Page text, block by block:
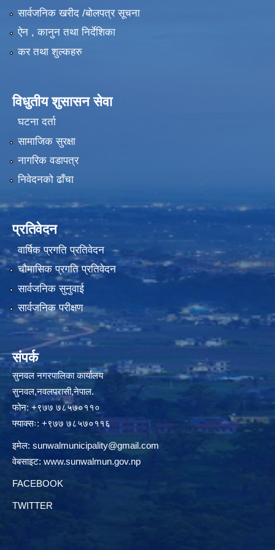
सार्वजनिक खरीद /बोलपत्र सूचना
ऐन , कानुन तथा निर्देशिका
कर तथा शुल्कहरु
विधुतीय शुसासन सेवा
घटना दर्ता
सामाजिक सुरक्षा
नागरिक वडापत्र
निवेदनको ढाँचा
प्रतिवेदन
वार्षिक प्रगति प्रतिवेदन
चौमासिक प्रगति प्रतिवेदन
सार्वजनिक सुनुवाई
सार्वजनिक परीक्षण
संपर्क
सुनवल नगरपालिका कार्यालय
सुनवल,नवलपरासी,नेपाल.
फोन: +९७७ ७८५७०११०
फ्याक्सः: +९७७ ७८५७०११६
इमेल: sunwalmunicipality@gmail.com
वेबसाइट: www.sunwalmun.gov.np
FACEBOOK
TWITTER